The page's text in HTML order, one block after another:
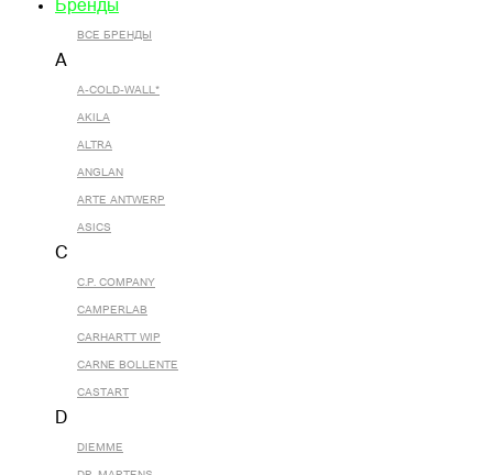
Бренды
ВСЕ БРЕНДЫ
A
A-COLD-WALL*
AKILA
ALTRA
ANGLAN
ARTE ANTWERP
ASICS
C
C.P. COMPANY
CAMPERLAB
CARHARTT WIP
CARNE BOLLENTE
CASTART
D
DIEMME